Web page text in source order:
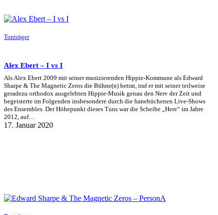
Tonträger
Alex Ebert – I vs I
Als Alex Ebert 2009 mit seiner musizierenden Hippie-Kommune als Edward
Sharpe & The Magnetic Zeros die Bühne(n) betrat, traf er mit seiner teilweise
geradezu orthodox ausgelebten Hippie-Musik genau den Nerv der Zeit und
begeisterte im Folgenden insbesondere durch die hanebüchenen Live-Shows
des Ensembles. Der Höhepunkt dieses Tuns war die Scheibe „Here“ im Jahre
2012, auf…
17. Januar 2020